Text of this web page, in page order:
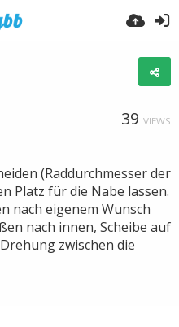
39 VIEWS
(Raddurchmesser der
Platz für die Nabe lassen.
nach eigenem Wunsch
nach innen, Scheibe auf
zwischen die